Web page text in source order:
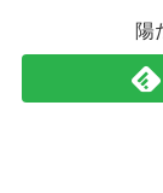
陽